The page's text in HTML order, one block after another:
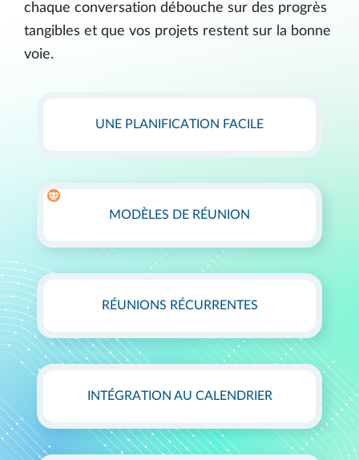
chaque conversation débouche sur des progrès
tangibles et que vos projets restent sur la bonne
voie.
UNE PLANIFICATION FACILE
MODÈLES DE RÉUNION
RÉUNIONS RÉCURRENTES
INTÉGRATION AU CALENDRIER